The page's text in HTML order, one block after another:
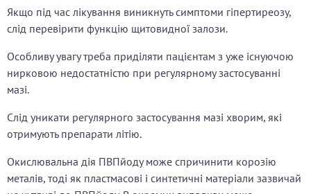
Якщо під час лікування виникнуть симптоми гіпертиреозу,
слід перевірити функцію щитовидної залози.
Особливу увагу треба приділяти пацієнтам з уже існуючою
нирковою недостатністю при регулярному застосуванні
мазі.
Слід уникати регулярного застосування мазі хворим, які
отримують препарати літію.
Окислювальна дія ПВПйоду може спричинити корозію
металів, тоді як пластмасові і синтетичні матеріали зазвичай